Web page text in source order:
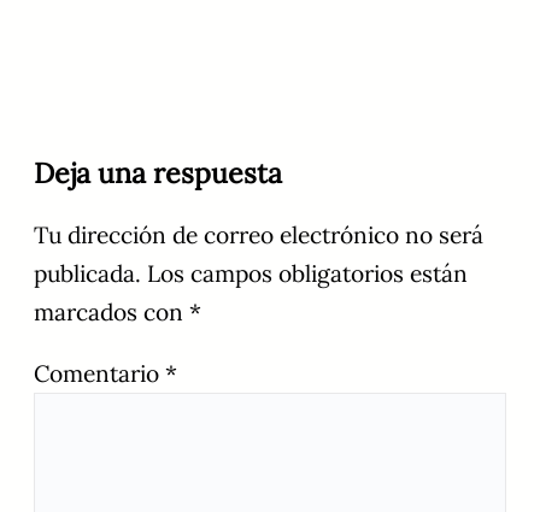
Deja una respuesta
Tu dirección de correo electrónico no será
publicada. Los campos obligatorios están
marcados con *
Comentario *